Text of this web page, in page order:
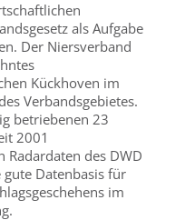
als Aufgabe
Der Niersverband
Kückhoven im
Verbandsgebietes.
betriebenen 23
2001
des DWD
Datenbasis für
im